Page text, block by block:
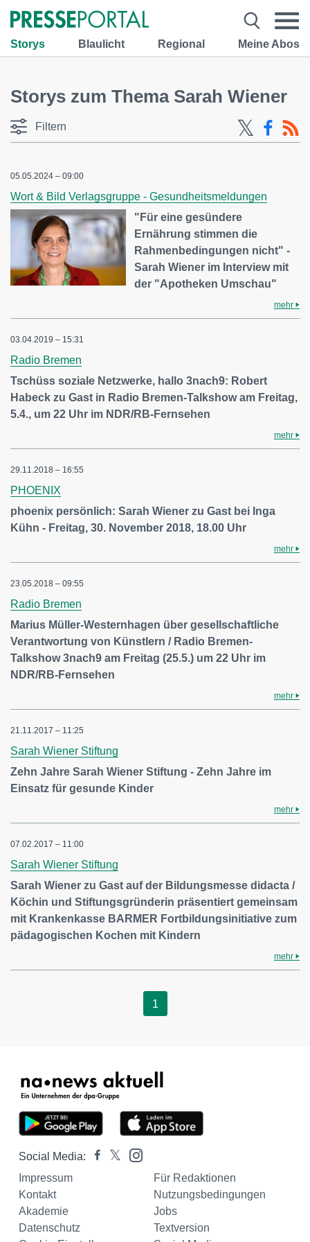
Storys Blaulicht Regional Meine Abos
Storys zum Thema Sarah Wiener
Filtern
05.05.2024 – 09:00
Wort & Bild Verlagsgruppe - Gesundheitsmeldungen
"Für eine gesündere
Ernährung stimmen die
Rahmenbedingungen nicht" -
Sarah Wiener im Interview mit
der "Apotheken Umschau"
mehr
03.04.2019 – 15:31
Radio Bremen
Tschüss soziale Netzwerke, hallo 3nach9: Robert
Habeck zu Gast in Radio Bremen-Talkshow am Freitag,
5.4., um 22 Uhr im NDR/RB-Fernsehen
mehr
29.11.2018 – 16:55
PHOENIX
phoenix persönlich: Sarah Wiener zu Gast bei Inga
Kühn - Freitag, 30. November 2018, 18.00 Uhr
mehr
23.05.2018 – 09:55
Radio Bremen
Marius Müller-Westernhagen über gesellschaftliche
Verantwortung von Künstlern / Radio Bremen-
Talkshow 3nach9 am Freitag (25.5.) um 22 Uhr im
NDR/RB-Fernsehen
mehr
21.11.2017 – 11:25
Sarah Wiener Stiftung
Zehn Jahre Sarah Wiener Stiftung - Zehn Jahre im
Einsatz für gesunde Kinder
mehr
07.02.2017 – 11:00
Sarah Wiener Stiftung
Sarah Wiener zu Gast auf der Bildungsmesse didacta /
Köchin und Stiftungsgründerin präsentiert gemeinsam
mit Krankenkasse BARMER Fortbildungsinitiative zum
pädagogischen Kochen mit Kindern
mehr
1
Social Media:
Impressum
Für Redaktionen
Kontakt
Nutzungsbedingungen
Akademie
Jobs
Datenschutz
Textversion